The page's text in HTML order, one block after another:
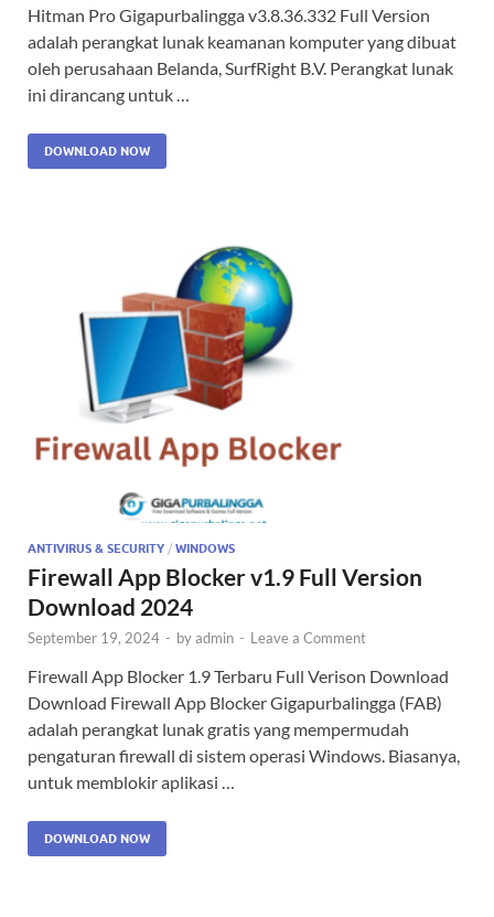
Hitman Pro Gigapurbalingga v3.8.36.332 Full Version
adalah perangkat lunak keamanan komputer yang dibuat
oleh perusahaan Belanda, SurfRight B.V. Perangkat lunak
ini dirancang untuk …
DOWNLOAD NOW
ANTIVIRUS & SECURITY / WINDOWS
Firewall App Blocker v1.9 Full Version
Download 2024
September 19, 2024 - byadmin - Leave a Comment
Firewall App Blocker 1.9 Terbaru Full Verison Download
Download Firewall App Blocker Gigapurbalingga (FAB)
adalah perangkat lunak gratis yang mempermudah
pengaturan firewall di sistem operasi Windows. Biasanya,
untuk memblokir aplikasi …
DOWNLOAD NOW